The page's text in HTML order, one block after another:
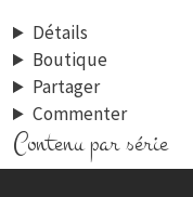
Détails
Boutique
Partager
Commenter
Contenu par série